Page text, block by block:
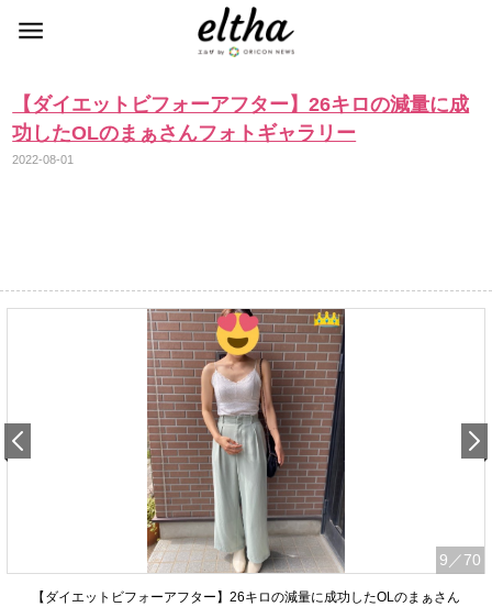
【ダイエットビフォーアフター】26キロの減量に成
功したOLのまぁさんフォトギャラリー
2022-08-01
9 ／70
【ダイエットビフォーアフター】26キロの減量に成功したOLのまぁさん